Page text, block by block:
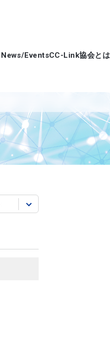
News/EventsCC-Link協会とは